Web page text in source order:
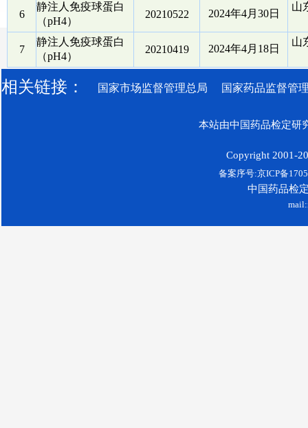
6
静注人免疫球蛋白
（pH4）
20210522 2024年4月30日
山
7
静注人免疫球蛋白
（pH4）
20210419 2024年4月18日
山
相关链接： 国家市场监督管理总局 国家药品监督管
本站由中国药品检定研
Copyright 2001-
备案序号:京ICP备
中国药品检